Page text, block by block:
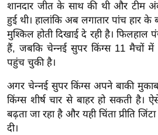
य
त
यं
ग
इं
डि
या
सा
शानदार जीत के साथ की थी और टीम
हुई थी। हालांकि अब लगातार पांच हार
मुश्किल होती दिखाई दे रही है।
हैं, जबकि चेन्नई सुपर किंग्स 11 मैचों
पहुंच चुकी है।
अगर चेन्नई सुपर किंग्स अपने बाकी
किंग्स शीर्ष चार से बाहर हो सकती है।
बढ़ता जा रहा है और यही चिंता प्रीति
दी।